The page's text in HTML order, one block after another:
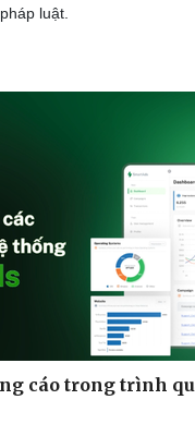
luật.
cáo trong trình